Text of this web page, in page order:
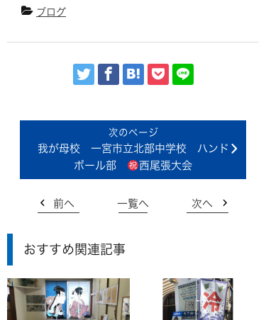
ブログ
我が母校 一宮市立北部中学校 ハンド
ボール部
西尾張大会
前へ 一覧へ 次へ
おすすめ関連記事